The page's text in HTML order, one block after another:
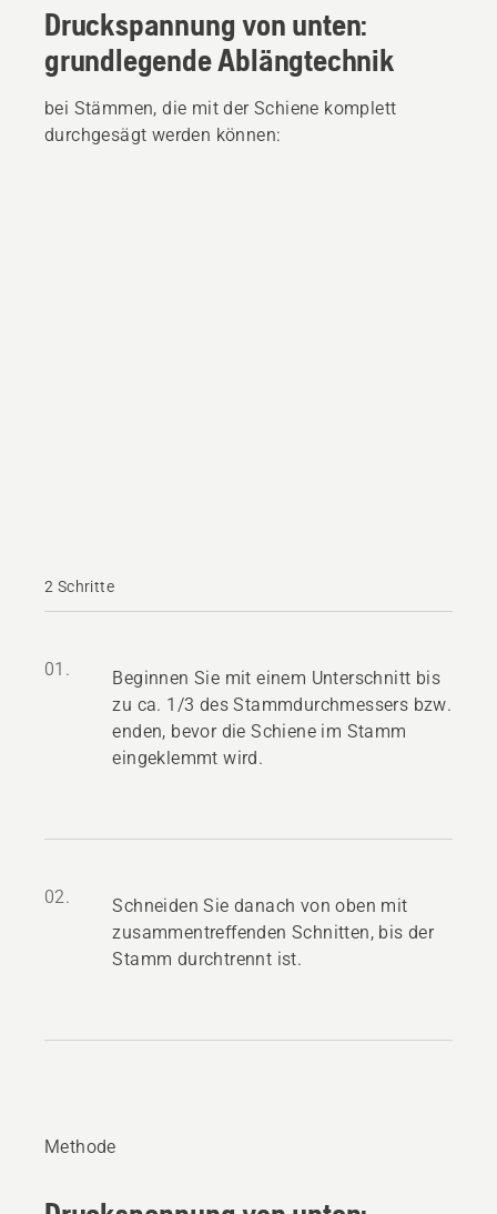
Druckspannung von unten:
grundlegende Ablängtechnik
bei Stämmen, die mit der Schiene komplett
durchgesägt werden können:
2 Schritte
01.
Beginnen Sie mit einem Unterschnitt bis
zu ca. 1/3 des Stammdurchmessers bzw.
enden, bevor die Schiene im Stamm
eingeklemmt wird.
02.
Schneiden Sie danach von oben mit
zusammentreffenden Schnitten, bis der
Stamm durchtrennt ist.
Methode